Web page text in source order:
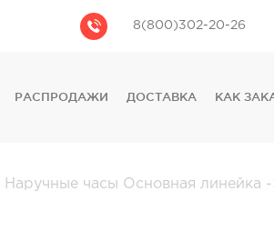
8(800)302-20-26
РАСПРОДАЖИ ДОСТАВКА КАК
Наручные часы Основная линейка -